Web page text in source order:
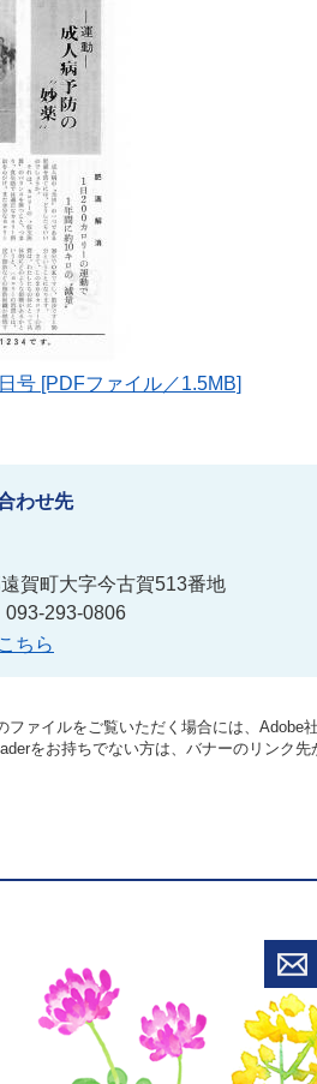
号 [PDFファイル／1.5MB]
わせ先
賀町大字今古賀513番地
093-293-0806
ちら
ファイルをご覧いただく場合には、Adobe
をお持ちでない方は、バナーのリンク先